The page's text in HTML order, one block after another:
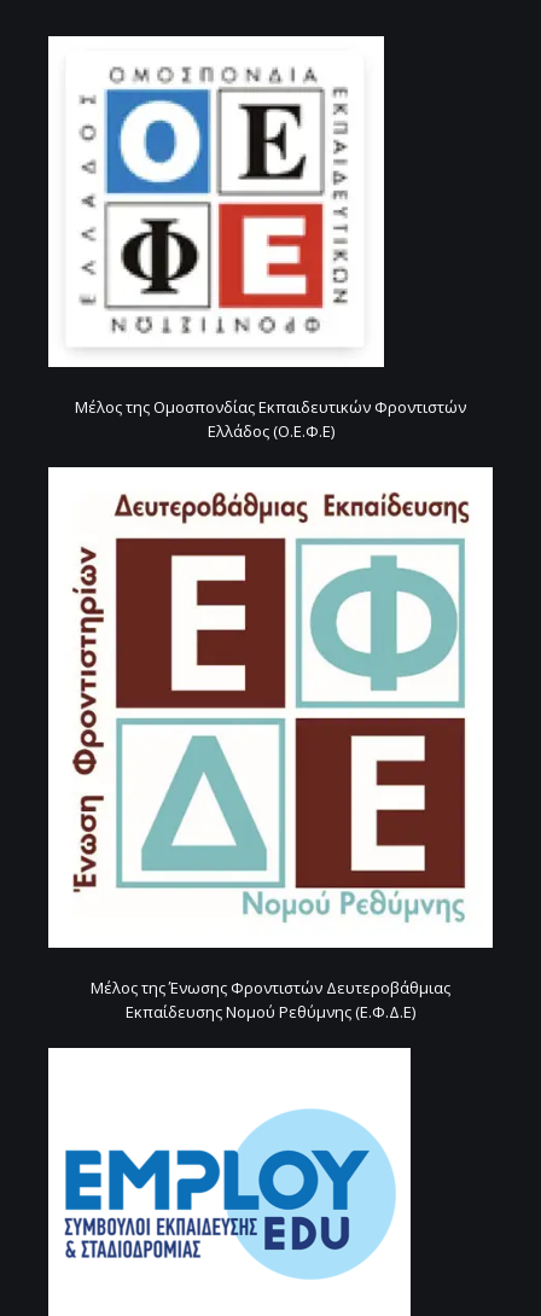
Μέλος της Ομοσπονδίας Εκπαιδευτικών Φροντιστών
Ελλάδος (Ο.Ε.Φ.Ε)
Μέλος της Ένωσης Φροντιστών Δευτεροβάθμιας
Εκπαίδευσης Νομού Ρεθύμνης (Ε.Φ.Δ.Ε)